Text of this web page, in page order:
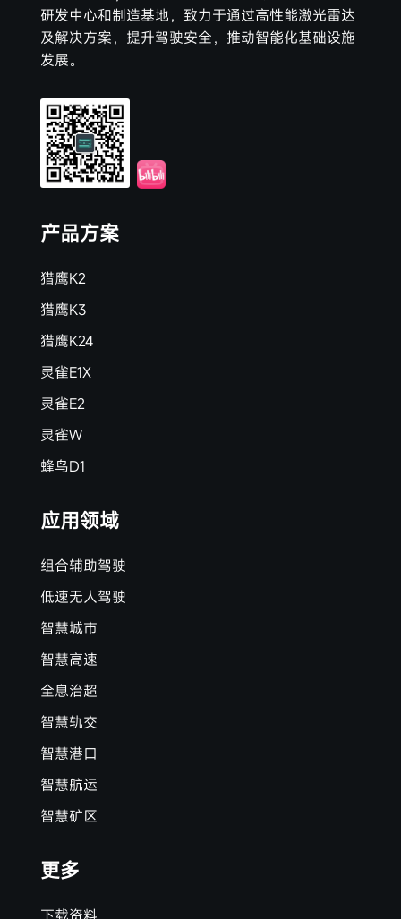
研发中心和制造基地，致力于通过高性能激光雷达
及解决方案，提升驾驶安全，推动智能化基础设施
发展。
产品方案
猎鹰K2
猎鹰K3
猎鹰K24
灵雀E1X
灵雀E2
灵雀W
蜂鸟D1
应用领域
组合辅助驾驶
低速无人驾驶
智慧城市
智慧高速
全息治超
智慧轨交
智慧港口
智慧航运
智慧矿区
更多